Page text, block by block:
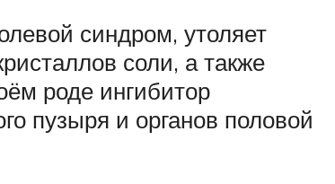
синдром, утоляет
соли, а также
роде ингибитор
пузыря и органов половой